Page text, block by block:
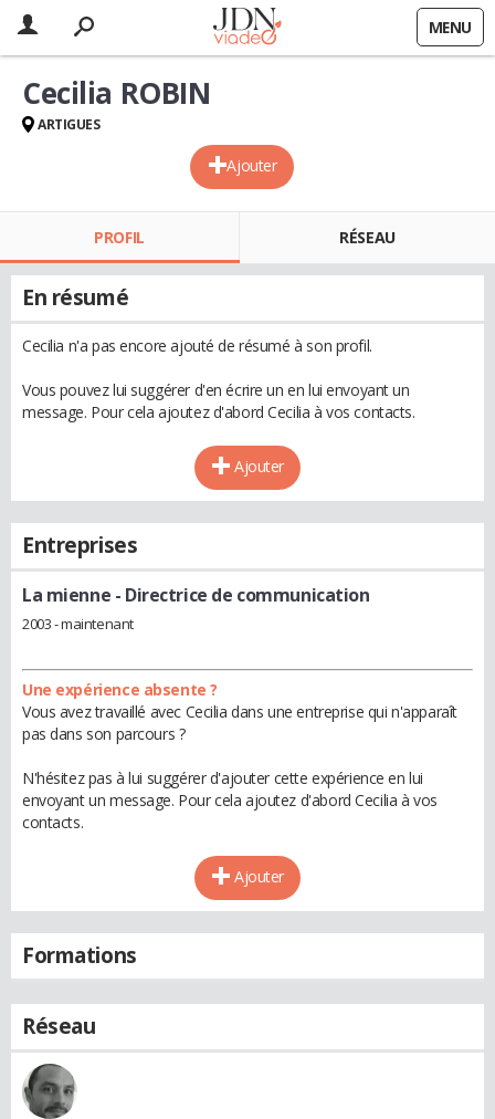
MENU
Ajouter
Cecilia ROBIN
ARTIGUES
PROFIL RÉSEAU
En résumé
Cecilia n'a pas encore ajouté de résumé à son profil.
Vous pouvez lui suggérer d'en écrire un en lui envoyant un
message. Pour cela ajoutez d'abord Cecilia à vos contacts.
Ajouter
Entreprises
La mienne - Directrice de communication
2003 - maintenant
Une expérience absente ?
Vous avez travaillé avec Cecilia dans une entreprise qui n'apparaît
pas dans son parcours ?
N'hésitez pas à lui suggérer d'ajouter cette expérience en lui
envoyant un message. Pour cela ajoutez d'abord Cecilia à vos
contacts.
Ajouter
Formations
Réseau